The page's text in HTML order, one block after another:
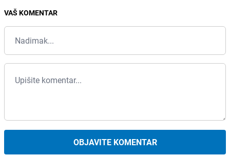
VAŠ KOMENTAR
OBJAVITE KOMENTAR